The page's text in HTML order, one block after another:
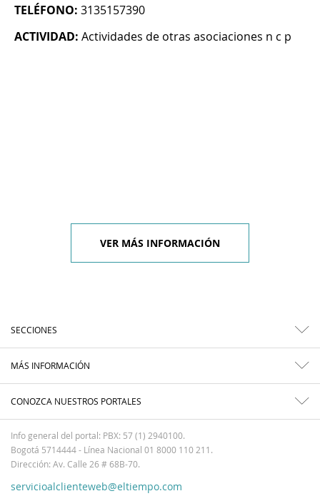
TELÉFONO: 3135157390
ACTIVIDAD: Actividades de otras asociaciones n c p
VER MÁS INFORMACIÓN
SECCIONES
MÁS INFORMACIÓN
CONOZCA NUESTROS PORTALES
Info general del portal: PBX: 57 (1) 2940100.
Bogotá 5714444 - Línea Nacional 01 8000 110 211.
Dirección: Av. Calle 26 # 68B-70.
servicioalclienteweb@eltiempo.com